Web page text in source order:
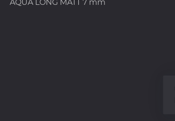
AQUA LONG MATT 7 mm